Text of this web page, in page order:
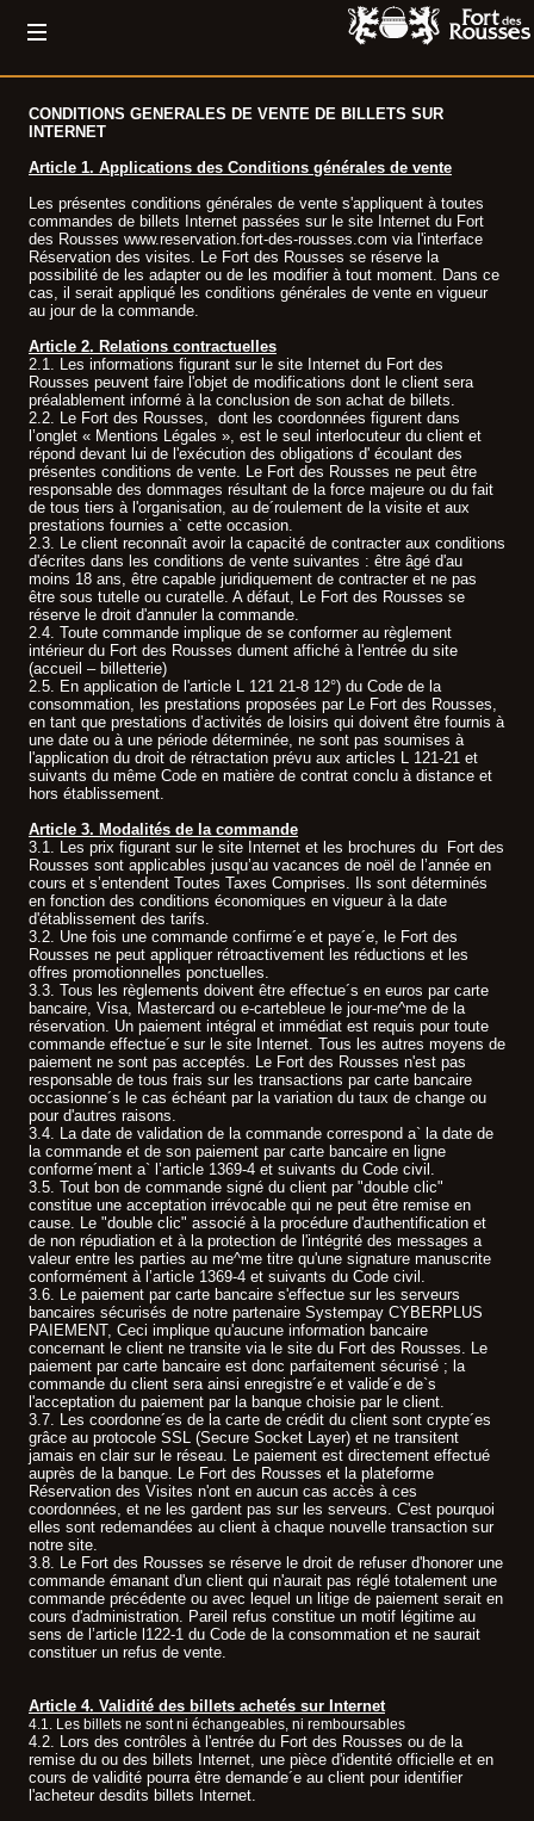
CONDITIONS GENERALES DE VENTE DE BILLETS SUR
INTERNET
Article 1. Applications des Conditions générales de vente
Les présentes conditions générales de vente s'appliquent à toutes
commandes de billets Internet passées sur le site Internet du Fort
des Rousses www.reservation.fort-des-rousses.com via l'interface
Réservation des visites. Le Fort des Rousses se réserve la
possibilité de les adapter ou de les modifier à tout moment. Dans ce
cas, il serait appliqué les conditions générales de vente en vigueur
au jour de la commande.
Article 2. Relations contractuelles
2.1. Les informations figurant sur le site Internet du Fort des
Rousses peuvent faire l'objet de modifications dont le client sera
préalablement informé à la conclusion de son achat de billets.
2.2. Le Fort des Rousses, dont les coordonnées figurent dans
l’onglet « Mentions Légales », est le seul interlocuteur du client et
répond devant lui de l'exécution des obligations d' écoulant des
présentes conditions de vente. Le Fort des Rousses ne peut être
responsable des dommages résultant de la force majeure ou du fait
de tous tiers à l'organisation, au de´roulement de la visite et aux
prestations fournies a` cette occasion.
2.3. Le client reconnaît avoir la capacité de contracter aux conditions
d'écrites dans les conditions de vente suivantes : être âgé d'au
moins 18 ans, être capable juridiquement de contracter et ne pas
être sous tutelle ou curatelle. A défaut, Le Fort des Rousses se
réserve le droit d'annuler la commande.
2.4. Toute commande implique de se conformer au règlement
intérieur du Fort des Rousses dument affiché à l'entrée du site
(accueil – billetterie)
2.5. En application de l'article L 121 21-8 12°) du Code de la
consommation, les prestations proposées par Le Fort des Rousses,
en tant que prestations d’activités de loisirs qui doivent être fournis à
une date ou à une période déterminée, ne sont pas soumises à
l'application du droit de rétractation prévu aux articles L 121-21 et
suivants du même Code en matière de contrat conclu à distance et
hors établissement.
Article 3. Modalités de la commande
3.1. Les prix figurant sur le site Internet et les brochures du Fort des
Rousses sont applicables jusqu’au vacances de noël de l’année en
cours et s’entendent Toutes Taxes Comprises. Ils sont déterminés
en fonction des conditions économiques en vigueur à la date
d'établissement des tarifs.
3.2. Une fois une commande confirme´e et paye´e, le Fort des
Rousses ne peut appliquer rétroactivement les réductions et les
offres promotionnelles ponctuelles.
3.3. Tous les règlements doivent être effectue´s en euros par carte
bancaire, Visa, Mastercard ou e-cartebleue le jour-me^me de la
réservation. Un paiement intégral et immédiat est requis pour toute
commande effectue´e sur le site Internet. Tous les autres moyens de
paiement ne sont pas acceptés. Le Fort des Rousses n'est pas
responsable de tous frais sur les transactions par carte bancaire
occasionne´s le cas échéant par la variation du taux de change ou
pour d'autres raisons.
3.4. La date de validation de la commande correspond a` la date de
la commande et de son paiement par carte bancaire en ligne
conforme´ment a` l’article 1369-4 et suivants du Code civil.
3.5. Tout bon de commande signé du client par "double clic"
constitue une acceptation irrévocable qui ne peut être remise en
cause. Le "double clic" associé à la procédure d'authentification et
de non répudiation et à la protection de l'intégrité des messages a
valeur entre les parties au me^me titre qu'une signature manuscrite
conformément à l’article 1369-4 et suivants du Code civil.
3.6. Le paiement par carte bancaire s'effectue sur les serveurs
bancaires sécurisés de notre partenaire Systempay CYBERPLUS
PAIEMENT, Ceci implique qu'aucune information bancaire
concernant le client ne transite via le site du Fort des Rousses. Le
paiement par carte bancaire est donc parfaitement sécurisé ; la
commande du client sera ainsi enregistre´e et valide´e de`s
l'acceptation du paiement par la banque choisie par le client.
3.7. Les coordonne´es de la carte de crédit du client sont crypte´es
grâce au protocole SSL (Secure Socket Layer) et ne transitent
jamais en clair sur le réseau. Le paiement est directement effectué
auprès de la banque. Le Fort des Rousses et la plateforme
Réservation des Visites n'ont en aucun cas accès à ces
coordonnées, et ne les gardent pas sur les serveurs. C'est pourquoi
elles sont redemandées au client à chaque nouvelle transaction sur
notre site.
3.8. Le Fort des Rousses se réserve le droit de refuser d'honorer une
commande émanant d'un client qui n'aurait pas réglé totalement une
commande précédente ou avec lequel un litige de paiement serait en
cours d'administration. Pareil refus constitue un motif légitime au
sens de l’article l122-1 du Code de la consommation et ne saurait
constituer un refus de vente.
Article 4. Validité des billets achetés sur Internet
4.1. Les billets ne sont ni échangeables, ni remboursables.
4.2. Lors des contrôles à l'entrée du Fort des Rousses ou de la
remise du ou des billets Internet, une pièce d'identité officielle et en
cours de validité pourra être demande´e au client pour identifier
l'acheteur desdits billets Internet.